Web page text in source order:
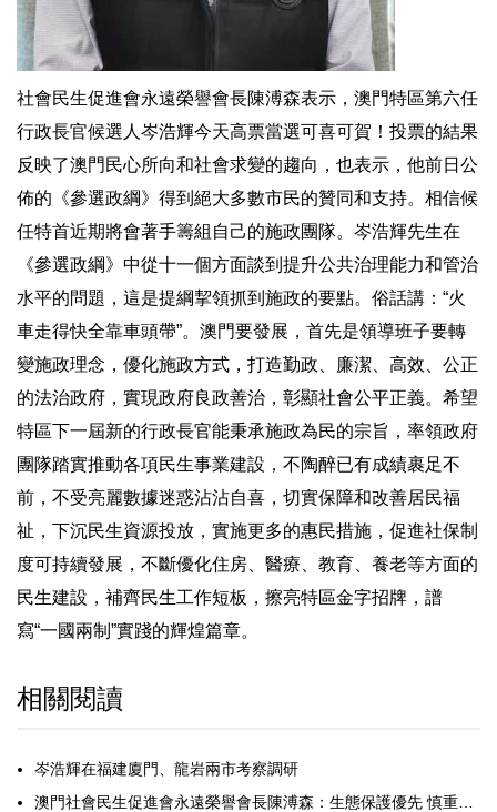
社會民生促進會永遠榮譽會長陳溥森表示，澳門特區第六任
行政長官候選人岑浩輝今天高票當選可喜可賀！投票的結果
反映了澳門民心所向和社會求變的趨向，也表示，他前日公
佈的《參選政綱》得到絕大多數市民的贊同和支持。相信候
任特首近期將會著手籌組自己的施政團隊。岑浩輝先生在
《參選政綱》中從十一個方面談到提升公共治理能力和管治
水平的問題，這是提綱挈領抓到施政的要點。俗話講：“火
車走得快全靠車頭帶”。澳門要發展，首先是領導班子要轉
變施政理念，優化施政方式，打造勤政、廉潔、高效、公正
的法治政府，實現政府良政善治，彰顯社會公平正義。希望
特區下一屆新的行政長官能秉承施政為民的宗旨，率領政府
團隊踏實推動各項民生事業建設，不陶醉已有成績裹足不
前，不受亮麗數據迷惑沾沾自喜，切實保障和改善居民福
祉，下沉民生資源投放，實施更多的惠民措施，促進社保制
度可持續發展，不斷優化住房、醫療、教育、養老等方面的
民生建設，補齊民生工作短板，擦亮特區金字招牌，譜
寫“一國兩制”實踐的輝煌篇章。
相關閱讀
岑浩輝在福建廈門、龍岩兩市考察調研